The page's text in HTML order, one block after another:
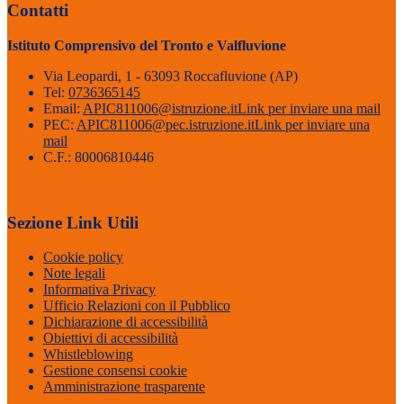
Contatti
Istituto Comprensivo del Tronto e Valfluvione
Via Leopardi, 1 - 63093 Roccafluvione (AP)
Tel: 0736365145
Email: APIC811006@istruzione.itLink per inviare una mail
PEC: APIC811006@pec.istruzione.itLink per inviare una
mail
C.F.: 80006810446
Sezione Link Utili
Cookie policy
Note legali
Informativa Privacy
Ufficio Relazioni con il Pubblico
Dichiarazione di accessibilità
Obiettivi di accessibilità
Whistleblowing
Gestione consensi cookie
Amministrazione trasparente